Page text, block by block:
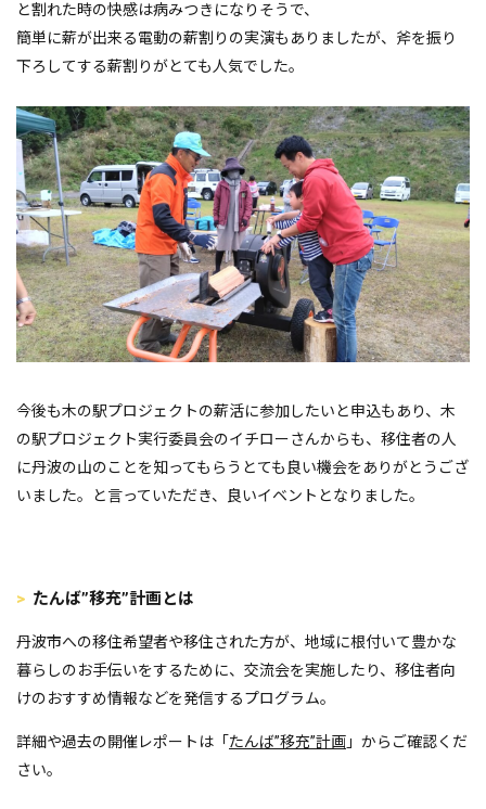
と割れた時の快感は病みつきになりそうで、
簡単に薪が出来る電動の薪割りの実演もありましたが、斧を振り
下ろしてする薪割りがとても人気でした。
今後も木の駅プロジェクトの薪活に参加したいと申込もあり、木
の駅プロジェクト実行委員会のイチローさんからも、移住者の人
に丹波の山のことを知ってもらうとても良い機会をありがとうござ
いました。と言っていただき、良いイベントとなりました。
たんば”移充”計画とは
丹波市への移住希望者や移住された方が、地域に根付いて豊かな
暮らしのお手伝いをするために、交流会を実施したり、移住者向
けのおすすめ情報などを発信するプログラム。
詳細や過去の開催レポートは「 たんば”移充”計画 」からご確認くだ
さい。